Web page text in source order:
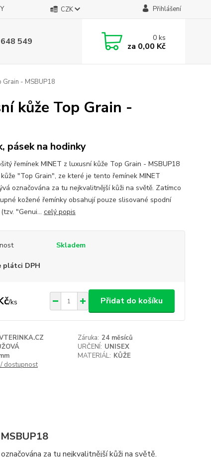
CZK Přihlášení
549 0ks
za 0,00 Kč
Grain - MSBUP18
kůže Top Grain -
pásek na hodinky
řemínek MINET z luxusní kůže Top Grain - MSBUP18
"Top Grain", ze které je tento řemínek MINET
označována za tu nejkvalitnější kůži na světě. Zatímco
kožené řemínky obsahují pouze slisované spodní
"Genui... celý popis
Skladem
plátci DPH
/ks Přidat do košíku
Záruka: 24 měsíců
URČENÍ: UNISEX
MATERIÁL: KŮŽE
dostupnost
za tu nejkvalitnější kůži na světě.